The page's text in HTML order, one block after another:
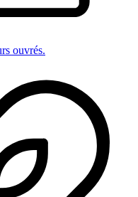
ouvrés.